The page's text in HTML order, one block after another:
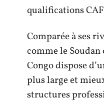
qualifications
Comparée à ses
comme le Soudan
Congo dispose
plus large et
structures